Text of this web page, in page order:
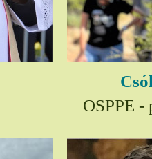
OSPPE -